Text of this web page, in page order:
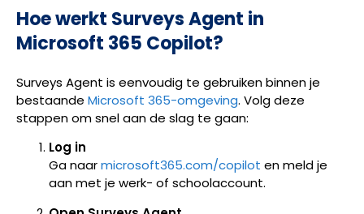
Hoe werkt Surveys Agent in
Microsoft 365 Copilot?
Surveys Agent is eenvoudig te gebruiken binnen je
bestaande Microsoft 365-omgeving. Volg deze
stappen om snel aan de slag te gaan:
Log in
Ga naarmicrosoft365.com/copilot en meld je
aan met je werk- of schoolaccount.